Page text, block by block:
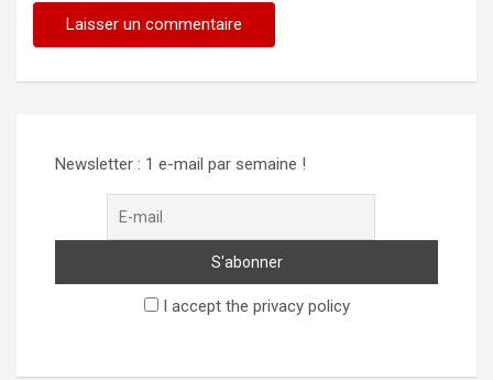
Newsletter : 1 e-mail par semaine !
I accept the privacy policy